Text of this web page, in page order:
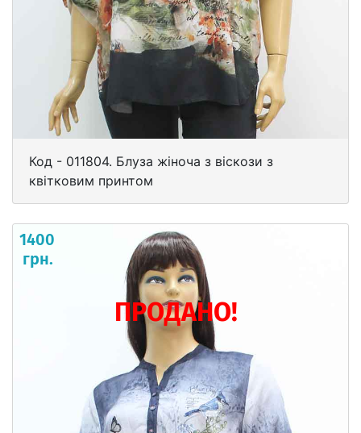
Код - 011804. Блуза жіноча з віскози з
квітковим принтом
1400
грн.
ПРОДАНО!